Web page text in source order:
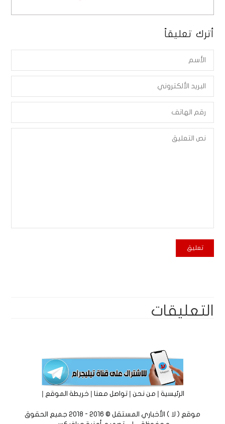
أترك تعليقاً
التعليقات
الرئيسية|من نحن|تواصل معنا|خريطة الموقع |
موقع ( لا ) الأخباري المستقل © 2016 - 2018 جميع الحقوق